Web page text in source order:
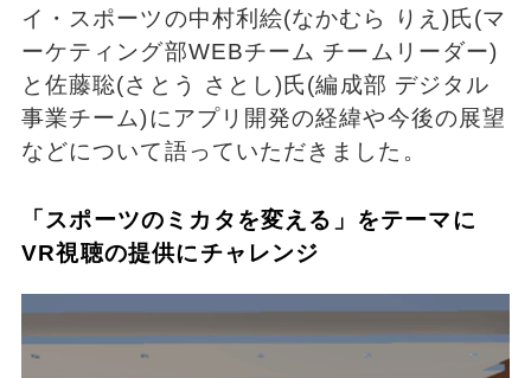
イ・スポーツの中村利絵(なかむら りえ)氏(マ
ーケティング部WEBチーム チームリーダー)
と佐藤聡(さとう さとし)氏(編成部 デジタル
事業チーム)にアプリ開発の経緯や今後の展望
などについて語っていただきました。
「スポーツのミカタを変える」をテーマに
VR視聴の提供にチャレンジ